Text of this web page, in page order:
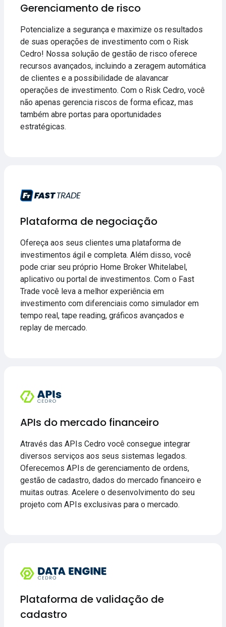
Gerenciamento de risco
Potencialize a segurança e maximize os resultados
de suas operações de investimento com o Risk
Cedro! Nossa solução de gestão de risco oferece
recursos avançados, incluindo a zeragem automática
de clientes e a possibilidade de alavancar
operações de investimento. Com o Risk Cedro, você
não apenas gerencia riscos de forma eficaz, mas
também abre portas para oportunidades
estratégicas.
Plataforma de negociação
Ofereça aos seus clientes uma plataforma de
investimentos ágil e completa. Além disso, você
pode criar seu próprio Home Broker Whitelabel,
aplicativo ou portal de investimentos. Com o Fast
Trade você leva a melhor experiência em
investimento com diferenciais como simulador em
tempo real, tape reading, gráficos avançados e
replay de mercado.
APIs do mercado financeiro
Através das APIs Cedro você consegue integrar
diversos serviços aos seus sistemas legados.
Oferecemos APIs de gerenciamento de ordens,
gestão de cadastro, dados do mercado financeiro e
muitas outras. Acelere o desenvolvimento do seu
projeto com APIs exclusivas para o mercado.
Plataforma de validação de
cadastro